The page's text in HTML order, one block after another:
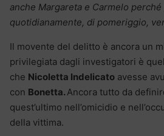
anche Margareta e Carmelo perché
quotidianamente, di pomeriggio,
Il movente del delitto è ancora un
privilegiata dagli investigatori è
che Nicoletta Indelicato avesse
con Bonetta. Ancora tutto da
quest’ultimo nell’omicidio e
della vittima.